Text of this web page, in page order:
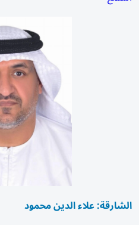
الشارقة: علاء الدين محمود